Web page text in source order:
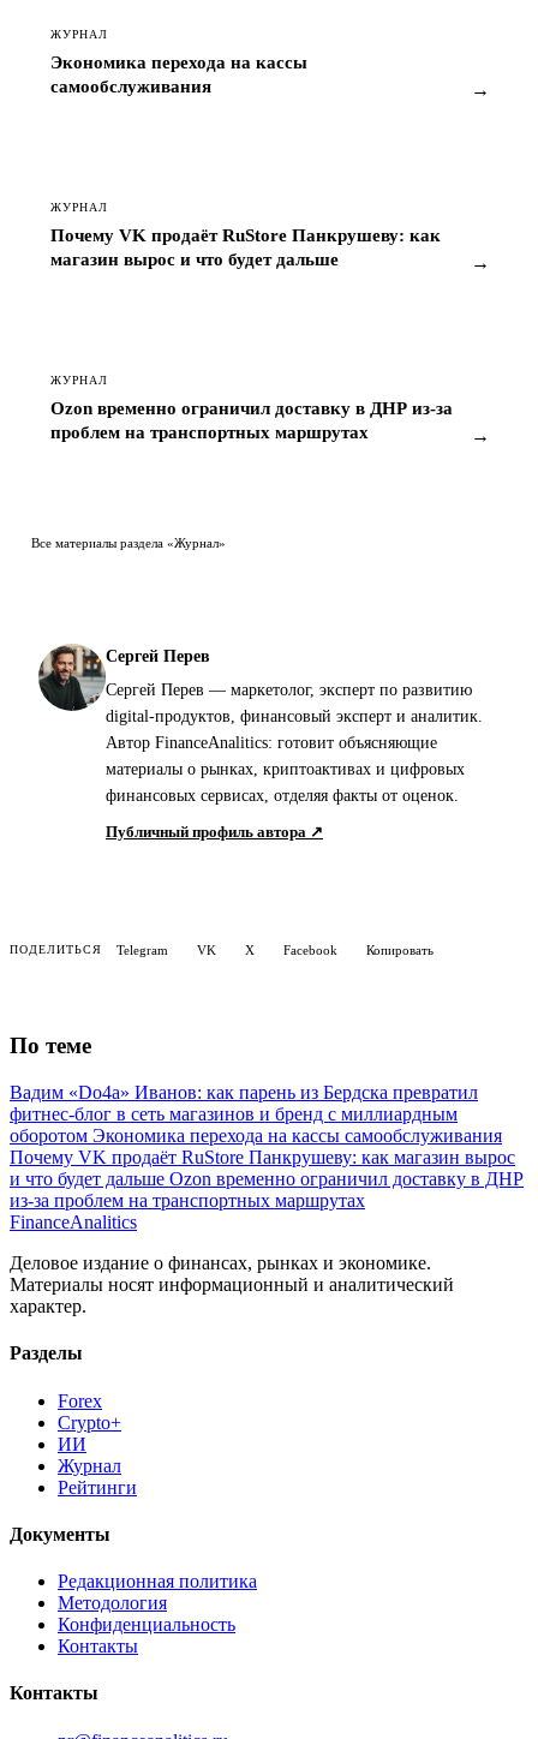
ЖУРНАЛ
Экономика перехода на кассы
самообслуживания
→
ЖУРНАЛ
Почему VK продаёт RuStore Панкрушеву: как
магазин вырос и что будет дальше
→
ЖУРНАЛ
Ozon временно ограничил доставку в ДНР из-за
проблем на транспортных маршрутах
→
Все материалы раздела «Журнал»
Сергей Перев
Сергей Перев — маркетолог, эксперт по развитию
digital-продуктов, финансовый эксперт и аналитик.
Автор FinanceAnalitics: готовит объясняющие
материалы о рынках, криптоактивах и цифровых
финансовых сервисах, отделяя факты от оценок.
Публичный профиль автора ↗
ПОДЕЛИТЬСЯ Telegram VK X Facebook Копировать
По теме
Вадим «Do4a» Иванов: как парень из Бердска превратил
фитнес-блог в сеть магазинов и бренд с миллиардным
оборотом Экономика перехода на кассы самообслуживания
Почему VK продаёт RuStore Панкрушеву: как магазин вырос
и что будет дальше Ozon временно ограничил доставку в ДНР
из-за проблем на транспортных маршрутах
FinanceAnalitics
Деловое издание о финансах, рынках и экономике.
Материалы носят информационный и аналитический
характер.
Разделы
Forex
Crypto+
ИИ
Журнал
Рейтинги
Документы
Редакционная политика
Методология
Конфиденциальность
Контакты
Контакты